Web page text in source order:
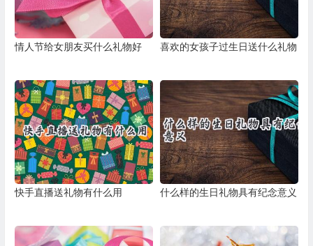
情人节给女朋友买什么礼物好 喜欢的女孩子过生日送什么礼物
快手直播送礼物有什么用 什么样的生日礼物具有纪念意义